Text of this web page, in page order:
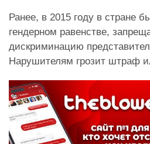
Ранее, в 2015 году в стране
гендерном равенстве,
дискриминацию
Нарушителям грозит штраф